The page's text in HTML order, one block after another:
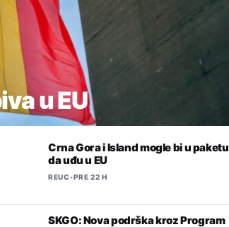
u EU
Crna Gora i Island mogle bi u paketu
da uđu u EU
REUC•PRE 22 H
SKGO: Nova podrška kroz Program